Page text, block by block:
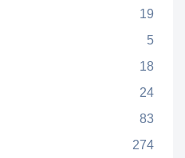
19
5
18
24
83
274